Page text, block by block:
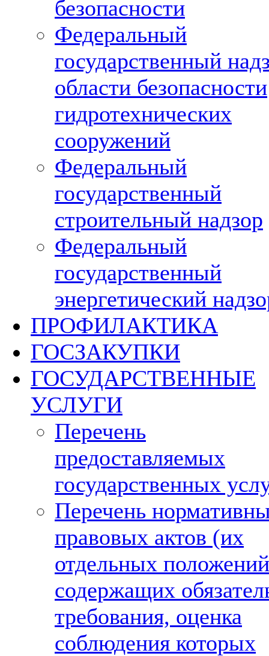
безопасности
Федеральный
государственный
области безопасности
гидротехнических
сооружений
Федеральный
государственный
строительный надзор
Федеральный
государственный
энергетический
ПРОФИЛАКТИКА
ГОСЗАКУПКИ
ГОСУДАРСТВЕННЫЕ
УСЛУГИ
Перечень
предоставляемых
государственных
Перечень
правовых актов (их
отдельных
содержащих
требования, оценка
соблюдения которых